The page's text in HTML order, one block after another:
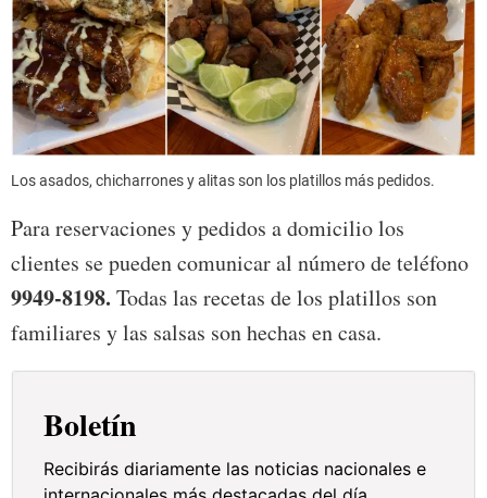
Los asados, chicharrones y alitas son los platillos más pedidos.
Para reservaciones y pedidos a domicilio los
clientes se pueden comunicar al número de teléfono
9949-8198. Todas las recetas de los platillos son
familiares y las salsas son hechas en casa.
Boletín
Recibirás diariamente las noticias nacionales e